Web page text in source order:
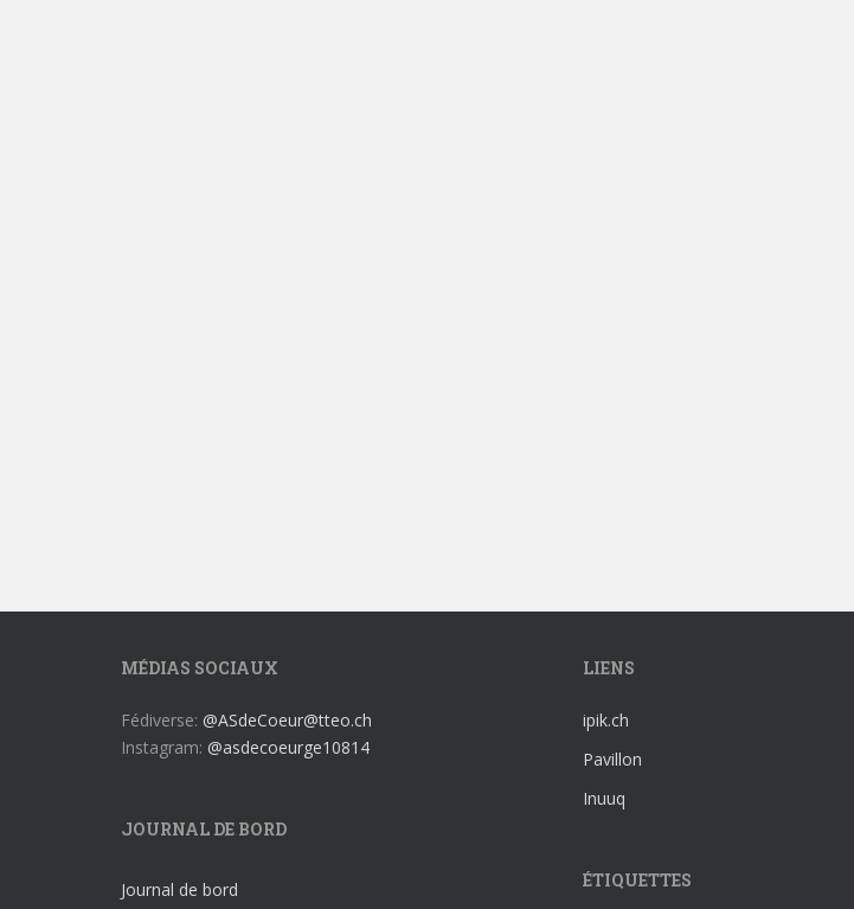
MÉDIAS SOCIAUX
Fédiverse: @ASdeCoeur@tteo.ch
Instagram: @asdecoeurge10814
JOURNAL DE BORD
Journal de bord
LIENS
ipik.ch
Pavillon
Inuuq
ÉTIQUETTES